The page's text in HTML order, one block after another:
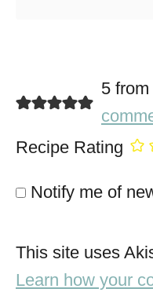
5
Recipe Rating
Notify me of
This site uses
Learn how your